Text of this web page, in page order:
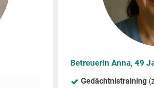
Betreuerin Anna, 49
Gedächtnistraining